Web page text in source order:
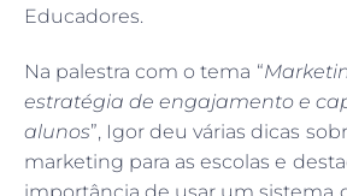
Educadores.
Na palestra com o tema “
estratégia de engajamento e
alunos”, Igor deu várias dicas
marketing para as escolas e